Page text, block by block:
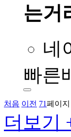
는거
네
빠른
처음 이전 71페이지
더보기